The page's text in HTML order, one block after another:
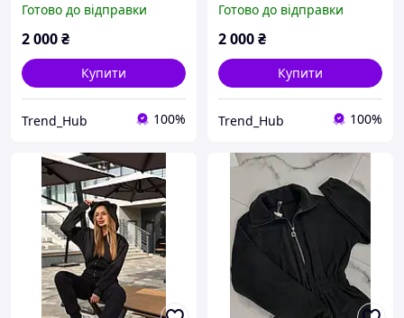
флісовий комбінезон на
блискавці жіночий
Готово до відправки
2 000₴
Купити
Trend_Hub 100%
флісовий комбінезон на
блискавці жіночий
Готово до відправки
2 000₴
Купити
Trend_Hub 100%